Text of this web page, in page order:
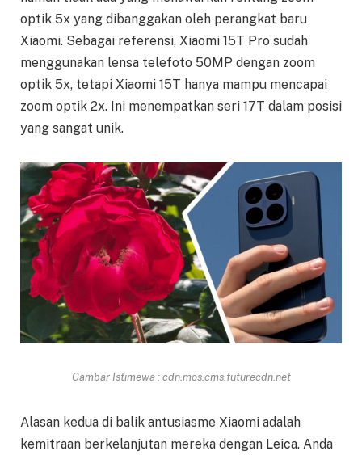
optik 5x yang dibanggakan oleh perangkat baru
Xiaomi. Sebagai referensi, Xiaomi 15T Pro sudah
menggunakan lensa telefoto 50MP dengan zoom
optik 5x, tetapi Xiaomi 15T hanya mampu mencapai
zoom optik 2x. Ini menempatkan seri 17T dalam posisi
yang sangat unik.
Gambar Istimewa : cdn.mos.cms.futurecdn.net
Alasan kedua di balik antusiasme Xiaomi adalah
kemitraan berkelanjutan mereka dengan Leica. Anda